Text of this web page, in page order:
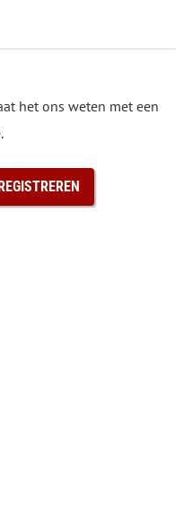
het ons weten met een